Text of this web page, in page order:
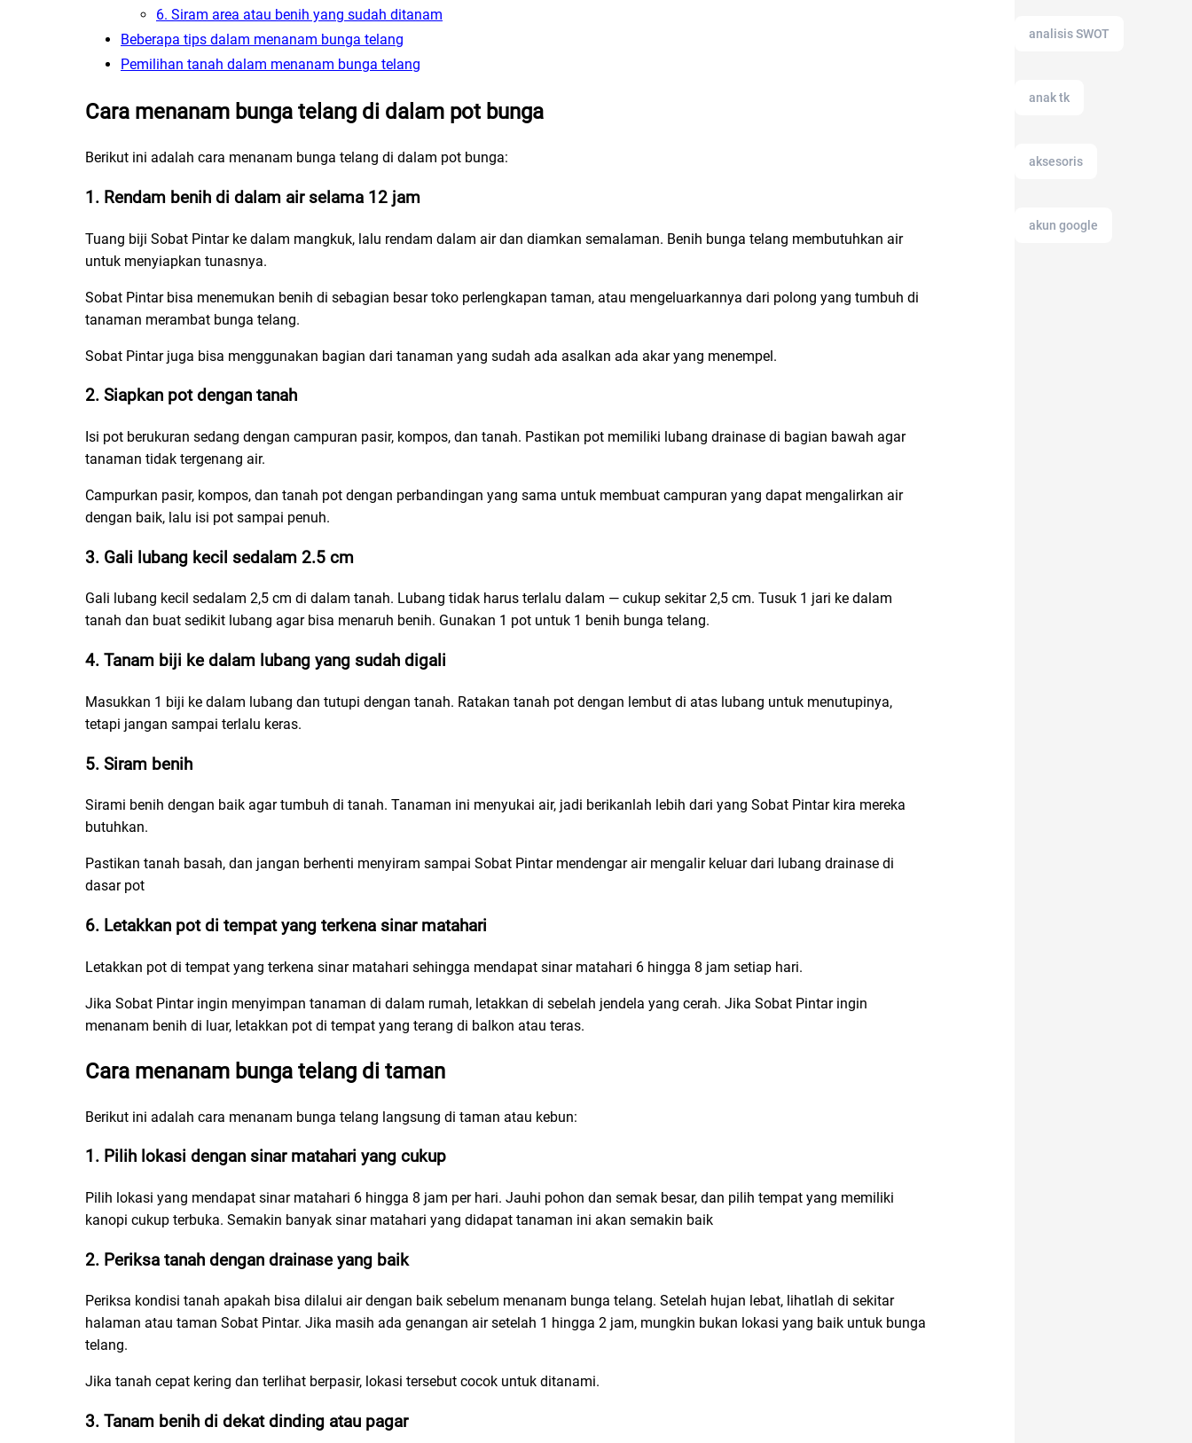
6. Siram area atau benih yang sudah ditanam
Beberapa tips dalam menanam bunga telang
Pemilihan tanah dalam menanam bunga telang
Cara menanam bunga telang di dalam pot bunga
Berikut ini adalah cara menanam bunga telang di dalam pot bunga:
1. Rendam benih di dalam air selama 12 jam
Tuang biji Sobat Pintar ke dalam mangkuk, lalu rendam dalam air dan diamkan semalaman. Benih bunga telang membutuhkan air
untuk menyiapkan tunasnya.
Sobat Pintar bisa menemukan benih di sebagian besar toko perlengkapan taman, atau mengeluarkannya dari polong yang tumbuh di
tanaman merambat bunga telang.
Sobat Pintar juga bisa menggunakan bagian dari tanaman yang sudah ada asalkan ada akar yang menempel.
2. Siapkan pot dengan tanah
Isi pot berukuran sedang dengan campuran pasir, kompos, dan tanah. Pastikan pot memiliki lubang drainase di bagian bawah agar
tanaman tidak tergenang air.
Campurkan pasir, kompos, dan tanah pot dengan perbandingan yang sama untuk membuat campuran yang dapat mengalirkan air
dengan baik, lalu isi pot sampai penuh.
3. Gali lubang kecil sedalam 2.5 cm
Gali lubang kecil sedalam 2,5 cm di dalam tanah. Lubang tidak harus terlalu dalam — cukup sekitar 2,5 cm. Tusuk 1 jari ke dalam
tanah dan buat sedikit lubang agar bisa menaruh benih. Gunakan 1 pot untuk 1 benih bunga telang.
4. Tanam biji ke dalam lubang yang sudah digali
Masukkan 1 biji ke dalam lubang dan tutupi dengan tanah. Ratakan tanah pot dengan lembut di atas lubang untuk menutupinya,
tetapi jangan sampai terlalu keras.
5. Siram benih
Sirami benih dengan baik agar tumbuh di tanah. Tanaman ini menyukai air, jadi berikanlah lebih dari yang Sobat Pintar kira mereka
butuhkan.
Pastikan tanah basah, dan jangan berhenti menyiram sampai Sobat Pintar mendengar air mengalir keluar dari lubang drainase di
dasar pot
6. Letakkan pot di tempat yang terkena sinar matahari
Letakkan pot di tempat yang terkena sinar matahari sehingga mendapat sinar matahari 6 hingga 8 jam setiap hari.
Jika Sobat Pintar ingin menyimpan tanaman di dalam rumah, letakkan di sebelah jendela yang cerah. Jika Sobat Pintar ingin
menanam benih di luar, letakkan pot di tempat yang terang di balkon atau teras.
Cara menanam bunga telang di taman
Berikut ini adalah cara menanam bunga telang langsung di taman atau kebun:
1. Pilih lokasi dengan sinar matahari yang cukup
Pilih lokasi yang mendapat sinar matahari 6 hingga 8 jam per hari. Jauhi pohon dan semak besar, dan pilih tempat yang memiliki
kanopi cukup terbuka. Semakin banyak sinar matahari yang didapat tanaman ini akan semakin baik
2. Periksa tanah dengan drainase yang baik
Periksa kondisi tanah apakah bisa dilalui air dengan baik sebelum menanam bunga telang. Setelah hujan lebat, lihatlah di sekitar
halaman atau taman Sobat Pintar. Jika masih ada genangan air setelah 1 hingga 2 jam, mungkin bukan lokasi yang baik untuk bunga
telang.
Jika tanah cepat kering dan terlihat berpasir, lokasi tersebut cocok untuk ditanami.
3. Tanam benih di dekat dinding atau pagar
analisis SWOT
anak tk
aksesoris
akun google